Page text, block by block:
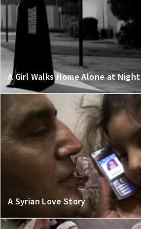
A Girl Walks Home Alone at Night
A Syrian Love Story